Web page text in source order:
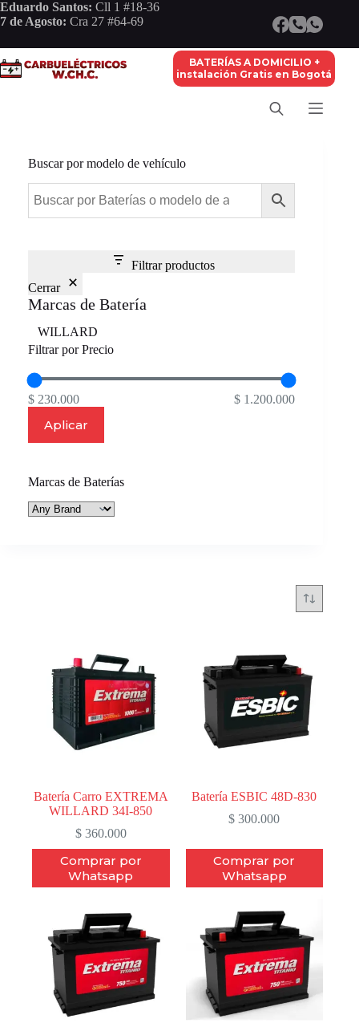
Saltar
al
Eduardo Santos: Cll 1 #18-36
7 de Agosto: Cra 27 #64-69
BATERÍAS A DOMICILIO +
instalación Gratis en Bogotá
Batería Carro EXTREMA
WILLARD 34I-850
$360.000
Comprar por
Whatsapp
Batería ESBIC 48D-830
$ 300.000
Comprar por
Whatsapp
Buscar por modelo de vehículo
Filtrar productos
Cerrar
Marcas de Batería
Marca
WILLARD
Filtrar por Precio
$ 230.000 $ 1.200.000
Aplicar
Marcas de Baterías